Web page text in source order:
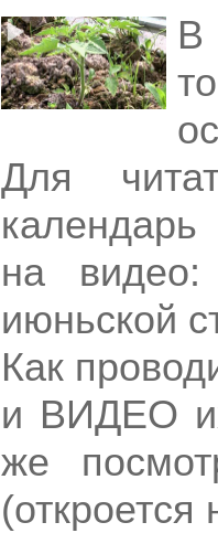
Для
на
июньской
Как
и ВИДЕО
же
(откроется